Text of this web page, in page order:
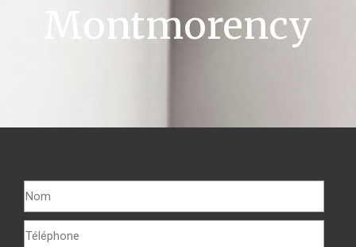
Montmorency